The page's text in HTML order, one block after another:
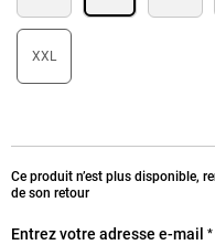
XXL
Ce produit n’est plus disponible,
de son retour
Entrez votre adresse e-mail *